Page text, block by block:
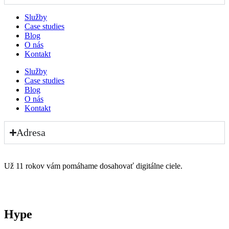
Služby
Case studies
Blog
O nás
Kontakt
Služby
Case studies
Blog
O nás
Kontakt
Adresa
Už 11 rokov vám pomáhame dosahovať digitálne ciele.
Hype